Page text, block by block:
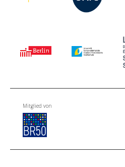
Mitglied von